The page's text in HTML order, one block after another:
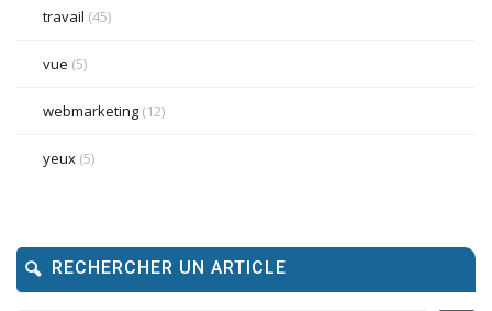
travail (45)
vue (5)
webmarketing (12)
yeux (5)
RECHERCHER UN ARTICLE